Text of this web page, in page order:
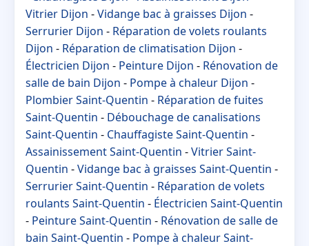
Vitrier Dijon -Vidange bac à graisses Dijon -
Serrurier Dijon - Réparation de volets roulants
Dijon - Réparation de climatisation Dijon -
Électricien Dijon - Peinture Dijon - Rénovation de
salle de bain Dijon - Pompe à chaleur Dijon -
Plombier Saint-Quentin - Réparation de fuites
Saint-Quentin - Débouchage de canalisations
Saint-Quentin - Chauffagiste Saint-Quentin -
Assainissement Saint-Quentin -Vitrier Saint-
Quentin -Vidange bac à graisses Saint-Quentin -
Serrurier Saint-Quentin - Réparation de volets
roulants Saint-Quentin - Électricien Saint-Quentin
- Peinture Saint-Quentin - Rénovation de salle de
bain Saint-Quentin - Pompe à chaleur Saint-